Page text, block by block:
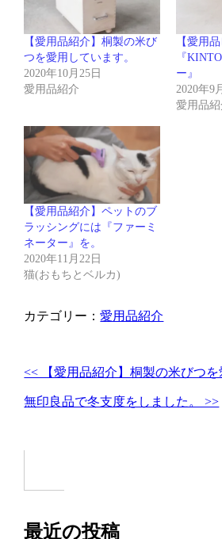
【愛用品紹介】桐製の米び
つを愛用しています。
2020年10月25日
愛用品紹介
【愛用
『
ー』
2020年9
愛用品紹
【愛用品紹介】ペットのブ
ラッシングには『ファーミ
ネーター』を。
2020年11月22日
猫(おもちとベルカ)
カテゴリー：愛用品紹介
<< 【愛用品紹介】桐製の米びつを
無印良品で冬支度をしました。 >>
最近の投稿